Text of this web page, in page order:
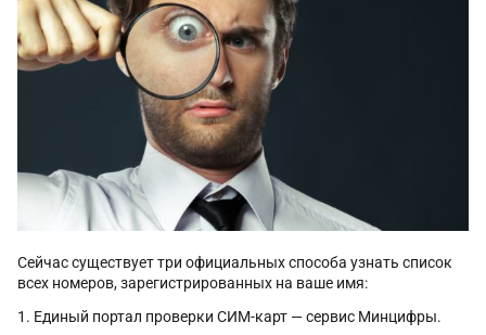
Сейчас существует три официальных способа узнать список
всех номеров, зарегистрированных на ваше имя:
Единый портал проверки СИМ-карт — сервис Минцифры.